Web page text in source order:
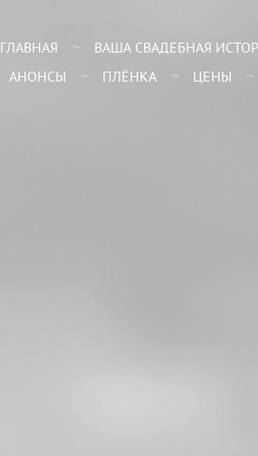
ГЛАВНАЯ ВАША СВАДЕБНАЯ
АНОНСЫ ПЛЁНКА ЦЕНЫ